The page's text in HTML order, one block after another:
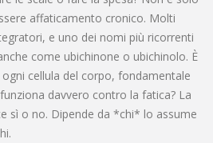
affaticamento cronico. Molti
e uno dei nomi più ricorrenti
come ubichinone o ubichinolo. È
cellula del corpo, fondamentale
davvero contro la fatica? La
sì o no. Dipende da *chi* lo assume